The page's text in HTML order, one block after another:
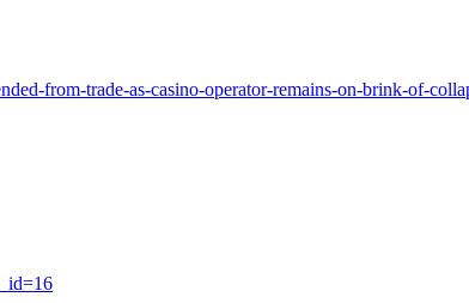
from-trade-as-casino-operator-remains-on-brink-of-